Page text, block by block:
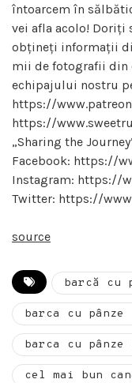
întoarcem în
vei afla acolo!
obțineți informații
mii de fotografii din
echipajului nostru
https://
https://
„Sharing the
Facebook: https://
Instagram: https://
Twitter: https://
source
barcă cu
barca cu
barca cu pânze
cel mai bun